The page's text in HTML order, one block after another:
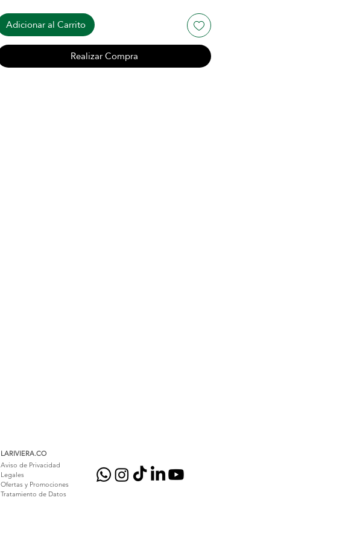
Adicionar al Carrito
Realizar Compra
LARIVIERA.CO
Aviso de Privacidad
Legales
Ofertas y Promociones
Tratamiento de Datos